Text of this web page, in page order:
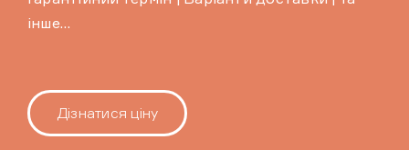
інше…
Дізнатися ціну